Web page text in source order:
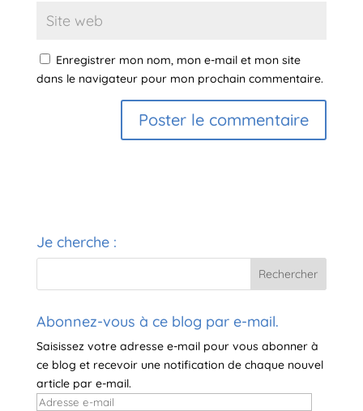
Enregistrer mon nom, mon e-mail et mon site
dans le navigateur pour mon prochain commentaire.
n
a
v
:
Je cherche :
Abonnez-vous à ce blog par e-mail.
Saisissez votre adresse e-mail pour vous abonner à
ce blog et recevoir une notification de chaque nouvel
article par e-mail.
Adresse